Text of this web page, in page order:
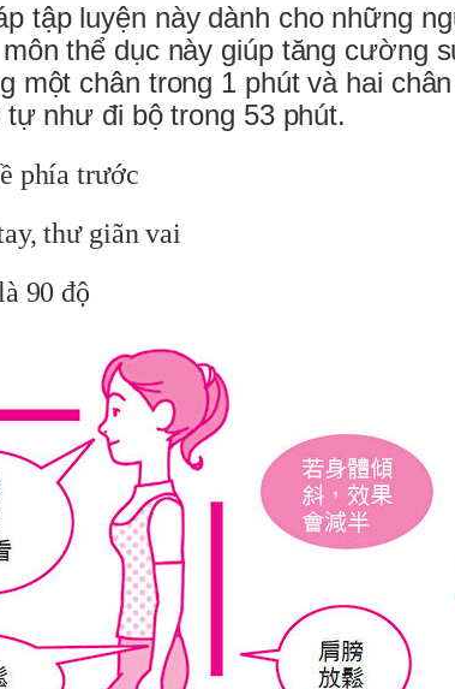
tập luyện này dành cho những
thể dục này giúp tăng cường
một chân trong 1 phút và hai
như đi bộ trong 53 phút.
phía trước
thư giãn vai
90 độ